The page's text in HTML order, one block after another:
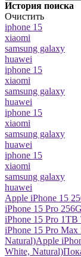
История поиска
Очистить
iphone 15
xiaomi
samsung galaxy
huawei
iphone 15
xiaomi
samsung galaxy
huawei
iphone 15
xiaomi
samsung galaxy
huawei
iphone 15
xiaomi
samsung galaxy
huawei
Apple iPhone 15
iPhone 15 Pro
iPhone 15 Pro
iPhone 15 Pro
Natural)Apple
White, Natural)